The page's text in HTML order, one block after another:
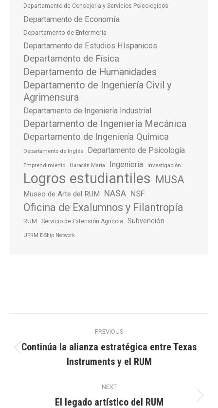
Departamento de Consejeria y Servicios Psicologicos
Departamento de Economía
Departamento de Enfermería
Departamento de Estudios HIspanicos
Departamento de Física
Departamento de Humanidades
Departamento de Ingeniería Civil y
Agrimensura
Departamento de Ingeniería Industrial
Departamento de Ingeniería Mecánica
Departamento de Ingeniería Química
Departamento de Inglés Departamento de Psicología
Emprendimiento Huracán María Ingeniería Investigación
Logros estudiantiles MUSA
Museo de Arte del RUM NASA NSF
Oficina de Exalumnos y Filantropía
RUM Servicio de Extensión Agrícola Subvención
UPRM E-Ship Network
navigation
PREVIOUS
Previous
post:
Continúa la alianza estratégica entre Texas
Instruments y el RUM
NEXT
Next
El legado artístico del RUM